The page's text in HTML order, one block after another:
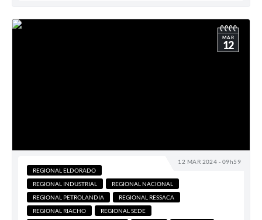
12 MAR 2024 - 09h59
MAR
12
REGIONAL ELDORADO
REGIONAL INDUSTRIAL
REGIONAL NACIONAL
REGIONAL PETROLANDIA
REGIONAL RESSACA
REGIONAL RIACHO
REGIONAL SEDE